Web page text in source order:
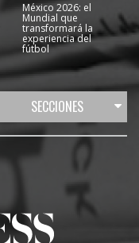
México 2026: el
Mundial que
transformará la
experiencia del
fútbol
SECCIONES